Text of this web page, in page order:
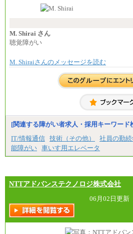
⑲東京：月給202,000 円
異なります
※試用期間中も給与に変
い職責を担う方について
※上記に加え、所定労
※試用期間中も給与に
＜募集各社・全職種共通
月給21万円以上～
※試用期間中の給与に変
ます。
M. Shirai さん
聴覚障がい
M. Shiraiさんのメッセージを読む
[関連する障がい者求人・採用キーワード
IT/情報通信 技術（その他） 社員の勤
能障がい 車いす用エレベータ
NTTアドバンステクノロジ株式会社
06月02日更新